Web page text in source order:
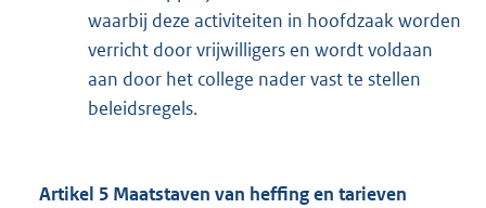
waarbij deze activiteiten in hoofdzaak worden
verricht door vrijwilligers en wordt voldaan
aan door het college nader vast te stellen
beleidsregels.
Artikel 5 Maatstaven van heffing en tarieven